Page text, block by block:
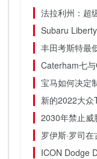
法拉利州：超
Subaru
丰田考斯特最
Caterham七
宝马如何决定
新的2022大
2030年禁止威
罗伊斯·罗司
ICON Dodge